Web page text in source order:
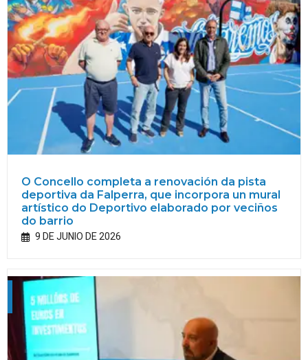
O Concello completa a renovación da pista
deportiva da Falperra, que incorpora un mural
artístico do Deportivo elaborado por veciños
do barrio
9 DE JUNIO DE 2026